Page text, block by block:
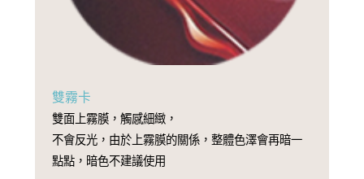
雙霧卡
雙面上霧膜，觸感細緻，
不會反光，由於上霧膜的關係，整體色澤會再暗一
點點，暗色不建議使用